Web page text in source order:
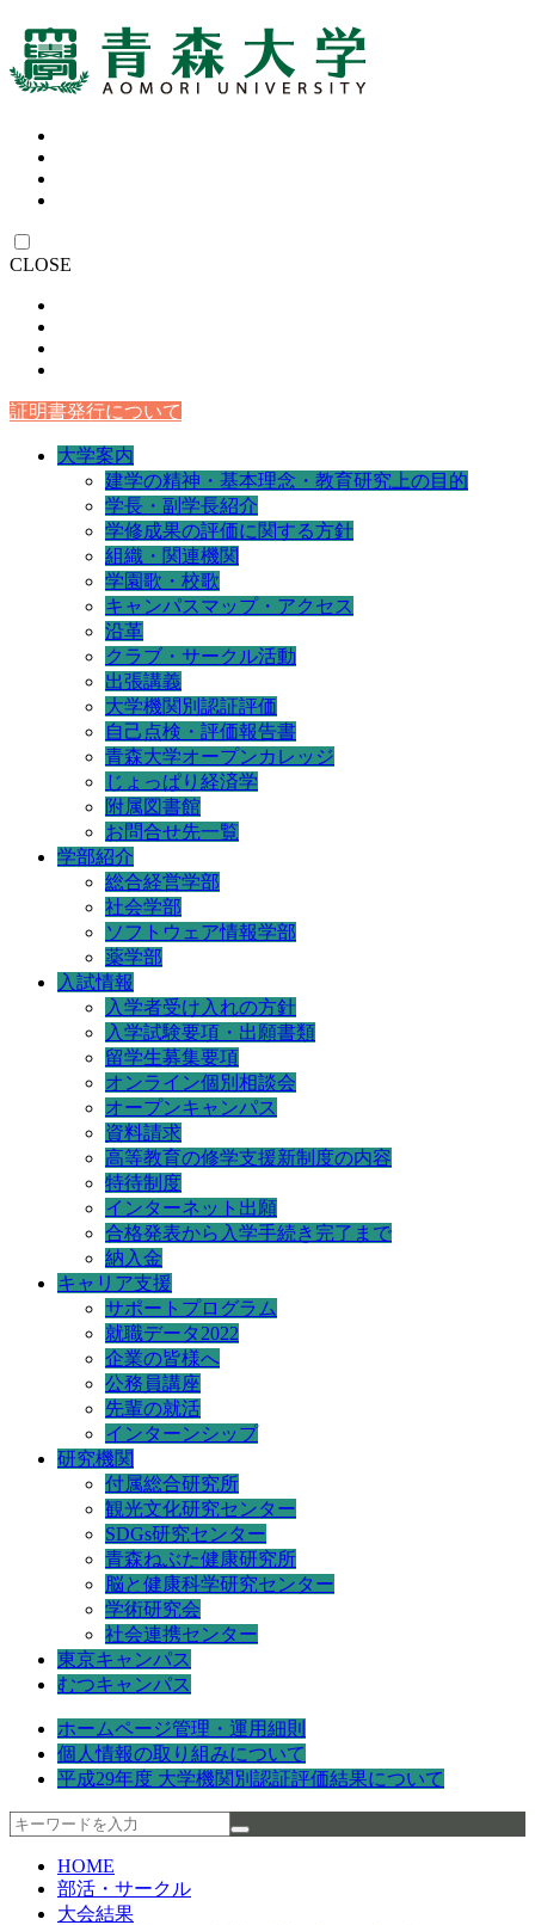
CLOSE
証明書発行について
大学案内
建学の精神・基本理念・教育研究上の目的
学長・副学長紹介
学修成果の評価に関する方針
組織・関連機関
学園歌・校歌
キャンパスマップ・アクセス
沿革
クラブ・サークル活動
出張講義
大学機関別認証評価
自己点検・評価報告書
青森大学オープンカレッジ
じょっぱり経済学
附属図書館
お問合せ先一覧
学部紹介
総合経営学部
社会学部
ソフトウェア情報学部
薬学部
入試情報
入学者受け入れの方針
入学試験要項・出願書類
留学生募集要項
オンライン個別相談会
オープンキャンパス
資料請求
高等教育の修学支援新制度の内容
特待制度
インターネット出願
合格発表から入学手続き完了まで
納入金
キャリア支援
サポートプログラム
就職データ2022
企業の皆様へ
公務員講座
先輩の就活
インターンシップ
研究機関
付属総合研究所
観光文化研究センター
SDGs研究センター
青森ねぶた健康研究所
脳と健康科学研究センター
学術研究会
社会連携センター
東京キャンパス
むつキャンパス
ホームページ管理・運用細則
個人情報の取り組みについて
平成29年度 大学機関別認証評価結果について
HOME
部活・サークル
大会結果